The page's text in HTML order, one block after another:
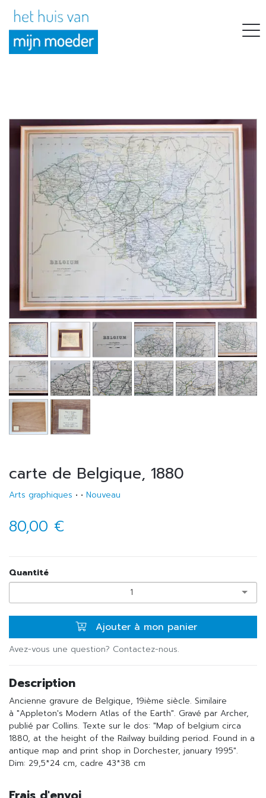
carte de Belgique, 1880
Arts graphiques • • Nouveau
80,00 €
Quantité
1
Ajouter à mon panier
Avez-vous une question? Contactez-nous.
Description
Ancienne gravure de Belgique, 19ième siècle. Similaire
à "Appleton's Modern Atlas of the Earth". Gravé par Archer,
publié par Collins. Texte sur le dos: "Map of belgium circa
1880, at the height of the Railway building period. Found in a
antique map and print shop in Dorchester, january 1995".
Dim: 29,5*24 cm, cadre 43*38 cm